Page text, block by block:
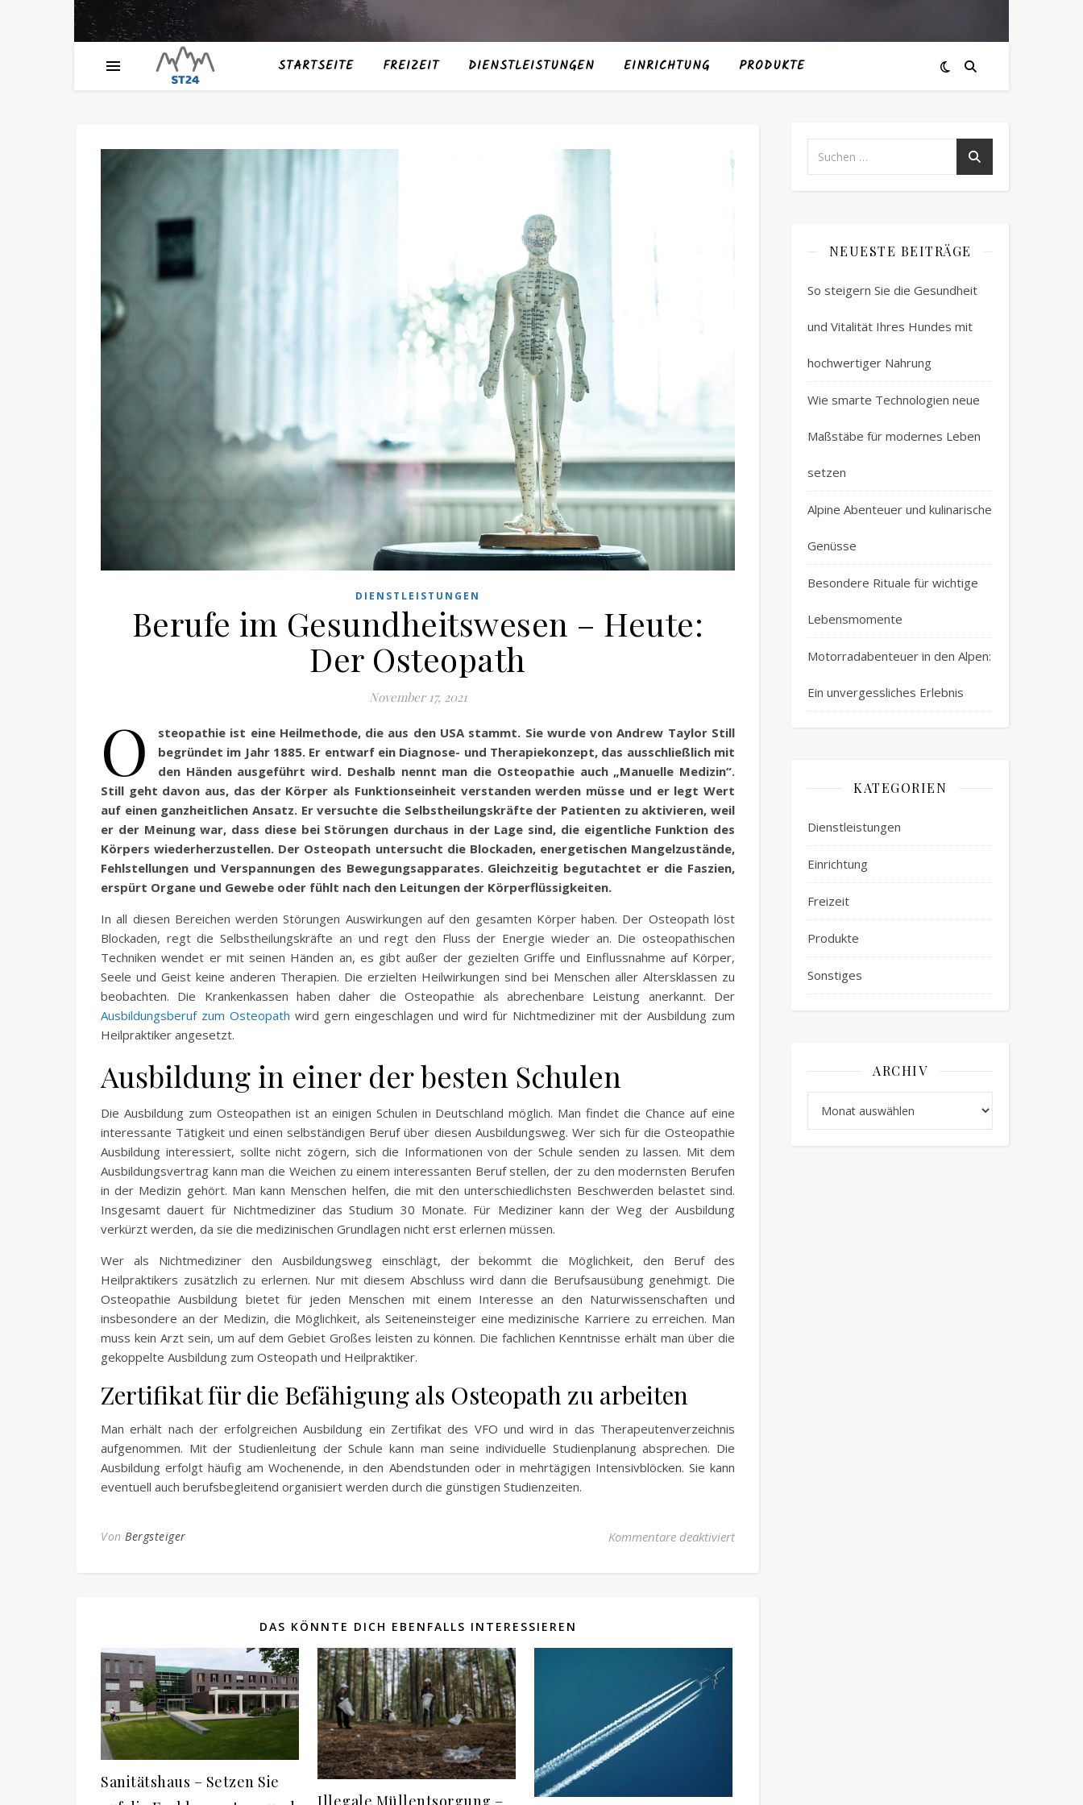
STARTSEITE FREIZEIT DIENSTLEISTUNGEN EINRICHTUNG PRODUKTE
DIENSTLEISTUNGEN
Berufe im Gesundheitswesen – Heute:
Der Osteopath
November 17, 2021
O
steopathie ist eine Heilmethode, die aus den USA stammt. Sie wurde von Andrew Taylor Still
begründet im Jahr 1885. Er entwarf ein Diagnose- und Therapiekonzept, das ausschließlich mit
den Händen ausgeführt wird. Deshalb nennt man die Osteopathie auch „Manuelle Medizin“.
Still geht davon aus, das der Körper als Funktionseinheit verstanden werden müsse und er legt Wert
auf einen ganzheitlichen Ansatz. Er versuchte die Selbstheilungskräfte der Patienten zu aktivieren, weil
er der Meinung war, dass diese bei Störungen durchaus in der Lage sind, die eigentliche Funktion des
Körpers wiederherzustellen. Der Osteopath untersucht die Blockaden, energetischen Mangelzustände,
Fehlstellungen und Verspannungen des Bewegungsapparates. Gleichzeitig begutachtet er die Faszien,
erspürt Organe und Gewebe oder fühlt nach den Leitungen der Körperflüssigkeiten.
In all diesen Bereichen werden Störungen Auswirkungen auf den gesamten Körper haben. Der Osteopath löst
Blockaden, regt die Selbstheilungskräfte an und regt den Fluss der Energie wieder an. Die osteopathischen
Techniken wendet er mit seinen Händen an, es gibt außer der gezielten Griffe und Einflussnahme auf Körper,
Seele und Geist keine anderen Therapien. Die erzielten Heilwirkungen sind bei Menschen aller Altersklassen zu
beobachten. Die Krankenkassen haben daher die Osteopathie als abrechenbare Leistung anerkannt. Der
Ausbildungsberuf zum Osteopath wird gern eingeschlagen und wird für Nichtmediziner mit der Ausbildung zum
Heilpraktiker angesetzt.
Ausbildung in einer der besten Schulen
Die Ausbildung zum Osteopathen ist an einigen Schulen in Deutschland möglich. Man findet die Chance auf eine
interessante Tätigkeit und einen selbständigen Beruf über diesen Ausbildungsweg. Wer sich für die Osteopathie
Ausbildung interessiert, sollte nicht zögern, sich die Informationen von der Schule senden zu lassen. Mit dem
Ausbildungsvertrag kann man die Weichen zu einem interessanten Beruf stellen, der zu den modernsten Berufen
in der Medizin gehört. Man kann Menschen helfen, die mit den unterschiedlichsten Beschwerden belastet sind.
Insgesamt dauert für Nichtmediziner das Studium 30 Monate. Für Mediziner kann der Weg der Ausbildung
verkürzt werden, da sie die medizinischen Grundlagen nicht erst erlernen müssen.
Wer als Nichtmediziner den Ausbildungsweg einschlägt, der bekommt die Möglichkeit, den Beruf des
Heilpraktikers zusätzlich zu erlernen. Nur mit diesem Abschluss wird dann die Berufsausübung genehmigt. Die
Osteopathie Ausbildung bietet für jeden Menschen mit einem Interesse an den Naturwissenschaften und
insbesondere an der Medizin, die Möglichkeit, als Seiteneinsteiger eine medizinische Karriere zu erreichen. Man
muss kein Arzt sein, um auf dem Gebiet Großes leisten zu können. Die fachlichen Kenntnisse erhält man über die
gekoppelte Ausbildung zum Osteopath und Heilpraktiker.
Zertifikat für die Befähigung als Osteopath zu arbeiten
Man erhält nach der erfolgreichen Ausbildung ein Zertifikat des VFO und wird in das Therapeutenverzeichnis
aufgenommen. Mit der Studienleitung der Schule kann man seine individuelle Studienplanung absprechen. Die
Ausbildung erfolgt häufig am Wochenende, in den Abendstunden oder in mehrtägigen Intensivblöcken. Sie kann
eventuell auch berufsbegleitend organisiert werden durch die günstigen Studienzeiten.
Von Bergsteiger Kommentare deaktiviertfür Berufe im Gesundheitswesen – Heute: Der Osteopath
DAS KÖNNTE DICH EBENFALLS INTERESSIEREN
Sanitätshaus – Setzen Sie
Illegale Müllentsorgung –
NEUESTE BEITRÄGE
So steigern Sie die Gesundheit
und Vitalität Ihres Hundes mit
hochwertiger Nahrung
Wie smarte Technologien neue
Maßstäbe für modernes Leben
setzen
Alpine Abenteuer und kulinarische
Genüsse
Besondere Rituale für wichtige
Lebensmomente
Motorradabenteuer in den Alpen:
Ein unvergessliches Erlebnis
KATEGORIEN
Dienstleistungen
Einrichtung
Freizeit
Produkte
Sonstiges
ARCHIV